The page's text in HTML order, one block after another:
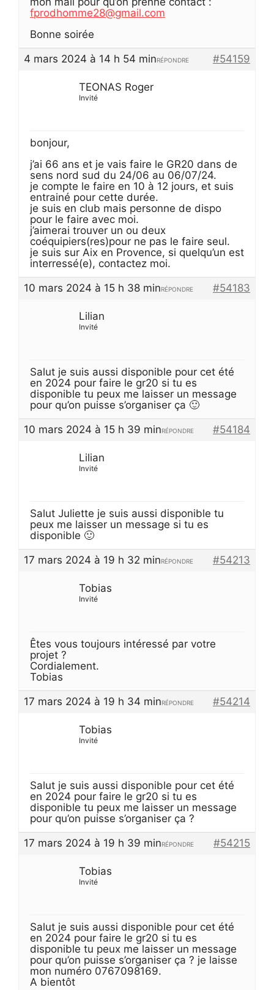
fprodhomme28@gmail.com
Bonne soirée
4 mars 2024 à 14 h 54 min
#54159
RÉPONDRE
TEONAS Roger
Invité
bonjour,
j’ai 66 ans et je vais faire le GR20 dans de
sens nord sud du 24/06 au 06/07/24.
je compte le faire en 10 à 12 jours, et suis
entrainé pour cette durée.
je suis en club mais personne de dispo
pour le faire avec moi.
j’aimerai trouver un ou deux
coéquipiers(res)pour ne pas le faire seul.
je suis sur Aix en Provence, si quelqu’un est
interressé(e), contactez moi.
10 mars 2024 à 15 h 38 min
#54183
RÉPONDRE
Lilian
Invité
Salut je suis aussi disponible pour cet été
en 2024 pour faire le gr20 si tu es
disponible tu peux me laisser un message
pour qu’on puisse s’organiser ça 🙂
10 mars 2024 à 15 h 39 min
#54184
RÉPONDRE
Lilian
Invité
Salut Juliette je suis aussi disponible tu
peux me laisser un message si tu es
disponible 🙂
17 mars 2024 à 19 h 32 min
#54213
RÉPONDRE
Tobias
Invité
Êtes vous toujours intéressé par votre
projet ?
Cordialement.
Tobias
17 mars 2024 à 19 h 34 min
#54214
RÉPONDRE
Tobias
Invité
Salut je suis aussi disponible pour cet été
en 2024 pour faire le gr20 si tu es
disponible tu peux me laisser un message
pour qu’on puisse s’organiser ça ?
17 mars 2024 à 19 h 39 min
#54215
RÉPONDRE
Tobias
Invité
Salut je suis aussi disponible pour cet été
en 2024 pour faire le gr20 si tu es
disponible tu peux me laisser un message
pour qu’on puisse s’organiser ça ? je laisse
mon numéro 0767098169.
A bientôt